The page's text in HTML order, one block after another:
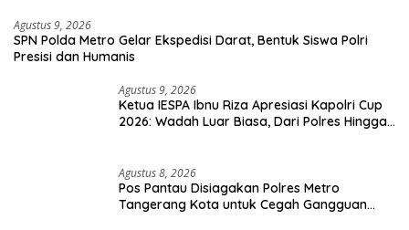
Agustus 9, 2026
SPN Polda Metro Gelar Ekspedisi Darat, Bentuk Siswa Polri
Presisi dan Humanis
Agustus 9, 2026
Ketua IESPA Ibnu Riza Apresiasi Kapolri Cup
2026: Wadah Luar Biasa, Dari Polres Hingga
Agustus 8, 2026
Pos Pantau Disiagakan Polres Metro
Tangerang Kota untuk Cegah Gangguan